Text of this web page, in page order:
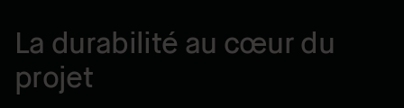
La durabilité au cœur du
projet